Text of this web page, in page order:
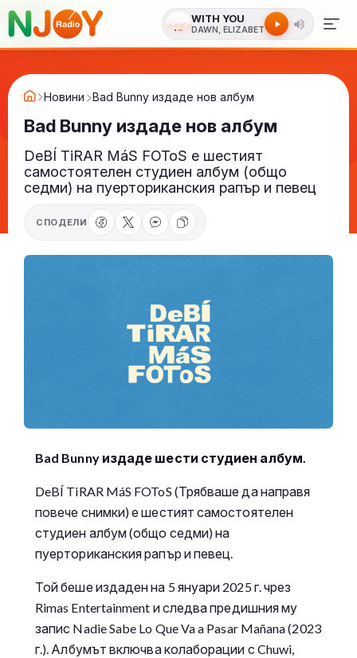
WITH YOU
DAWN, ELIZABET
Новини Bad Bunny издаде нов албум
Bad Bunny издаде нов албум
DeBÍ TiRAR MáS FOToS е шестият
самостоятелен студиен албум (общо
седми) на пуерториканския рапър и певец
СПОДЕЛИ
Bad Bunny издаде шести студиен албум.
DeBÍ TiRAR MáS FOToS (Трябваше да направя
повече снимки) е шестият самостоятелен
студиен албум (общо седми) на
пуерториканския рапър и певец.
Той беше издаден на 5 януари 2025 г. чрез
Rimas Entertainment и следва предишния му
запис Nadie Sabe Lo Que Va a Pasar Mañana (2023
г.). Албумът включва колаборации с Chuwi,